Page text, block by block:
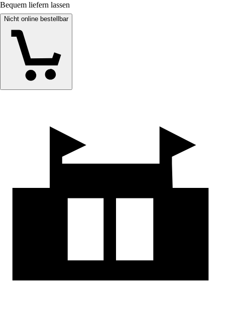
Bequem liefern lassen
Nicht online bestellbar